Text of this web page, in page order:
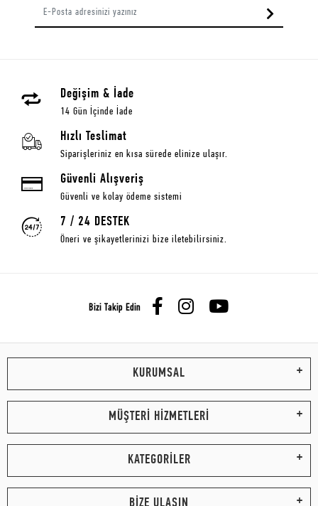
Değişim & İade
14 Gün İçinde İade
Hızlı Teslimat
Siparişleriniz en kısa sürede elinize ulaşır.
Güvenli Alışveriş
Güvenli ve kolay ödeme sistemi
7 / 24 DESTEK
Öneri ve şikayetlerinizi bize iletebilirsiniz.
Bizi Takip Edin
KURUMSAL
MÜŞTERİ HİZMETLERİ
KATEGORİLER
BİZE ULAŞIN